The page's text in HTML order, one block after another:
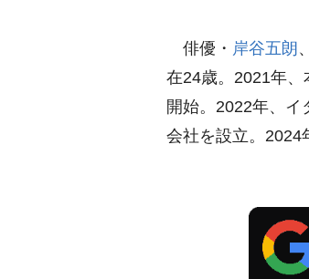
俳優・ 岸谷五朗
在24歳。2021年、
開始。2022年、
会社を設立。2024